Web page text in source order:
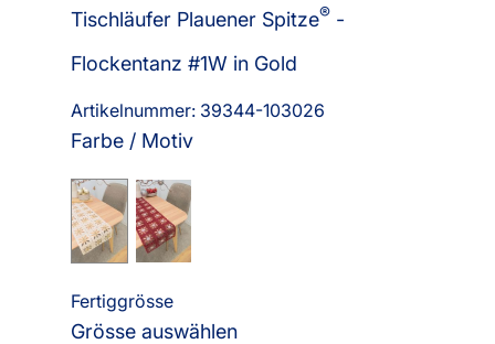
Tischläufer Plauener Spitze® -
Flockentanz #1W in Gold
Artikelnummer: 39344-103026
Farbe / Motiv
Fertiggrösse
Grösse auswählen